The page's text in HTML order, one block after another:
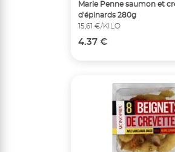
Marie Penne saumon et
d'épinards 280g
15,61 €/KILO
4.37 €